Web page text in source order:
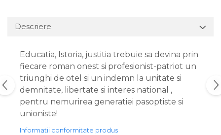
Descriere
Educatia, Istoria, justitia trebuie sa devina prin
fiecare roman onest si profesionist-patriot un
triunghi de otel si un indemn la unitate si
demnitate, libertate si interes national ,
pentru nemurirea generatiei pasoptiste si
unioniste!
Informatii conformitate produs